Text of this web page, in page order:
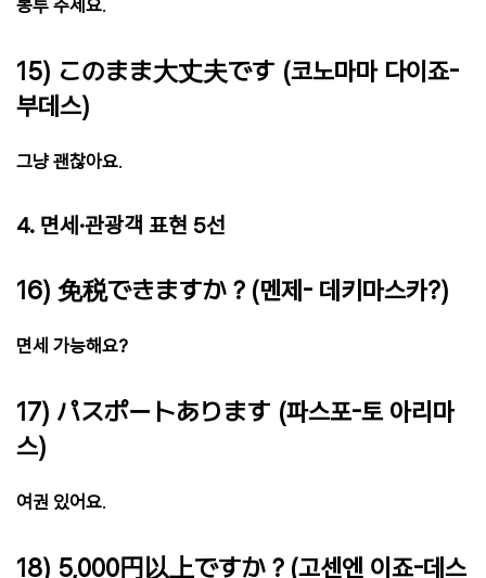
봉투 주세요.
15) このまま大丈夫です (코노마마 다이죠-
부데스)
그냥 괜찮아요.
4. 면세·관광객 표현 5선
16) 免税できますか？(멘제- 데키마스카?)
면세 가능해요?
17) パスポートあります (파스포-토 아리마
스)
여권 있어요.
18) 5,000円以上ですか？(고센엔 이죠-데스